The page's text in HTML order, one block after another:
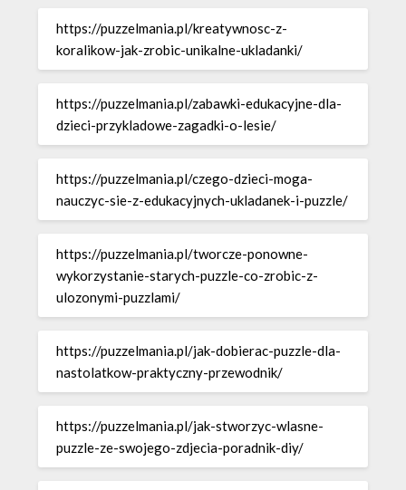
https://puzzelmania.pl/kreatywnosc-z-
koralikow-jak-zrobic-unikalne-ukladanki/
https://puzzelmania.pl/zabawki-edukacyjne-dla-
dzieci-przykladowe-zagadki-o-lesie/
https://puzzelmania.pl/czego-dzieci-moga-
nauczyc-sie-z-edukacyjnych-ukladanek-i-puzzle/
https://puzzelmania.pl/tworcze-ponowne-
wykorzystanie-starych-puzzle-co-zrobic-z-
ulozonymi-puzzlami/
https://puzzelmania.pl/jak-dobierac-puzzle-dla-
nastolatkow-praktyczny-przewodnik/
https://puzzelmania.pl/jak-stworzyc-wlasne-
puzzle-ze-swojego-zdjecia-poradnik-diy/